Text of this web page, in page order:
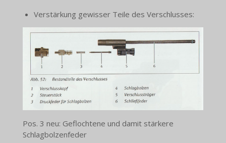
Verstärkung gewisser Teile des Verschlusses:
Pos. 3 neu: Geflochtene und damit stärkere
Schlagbolzenfeder